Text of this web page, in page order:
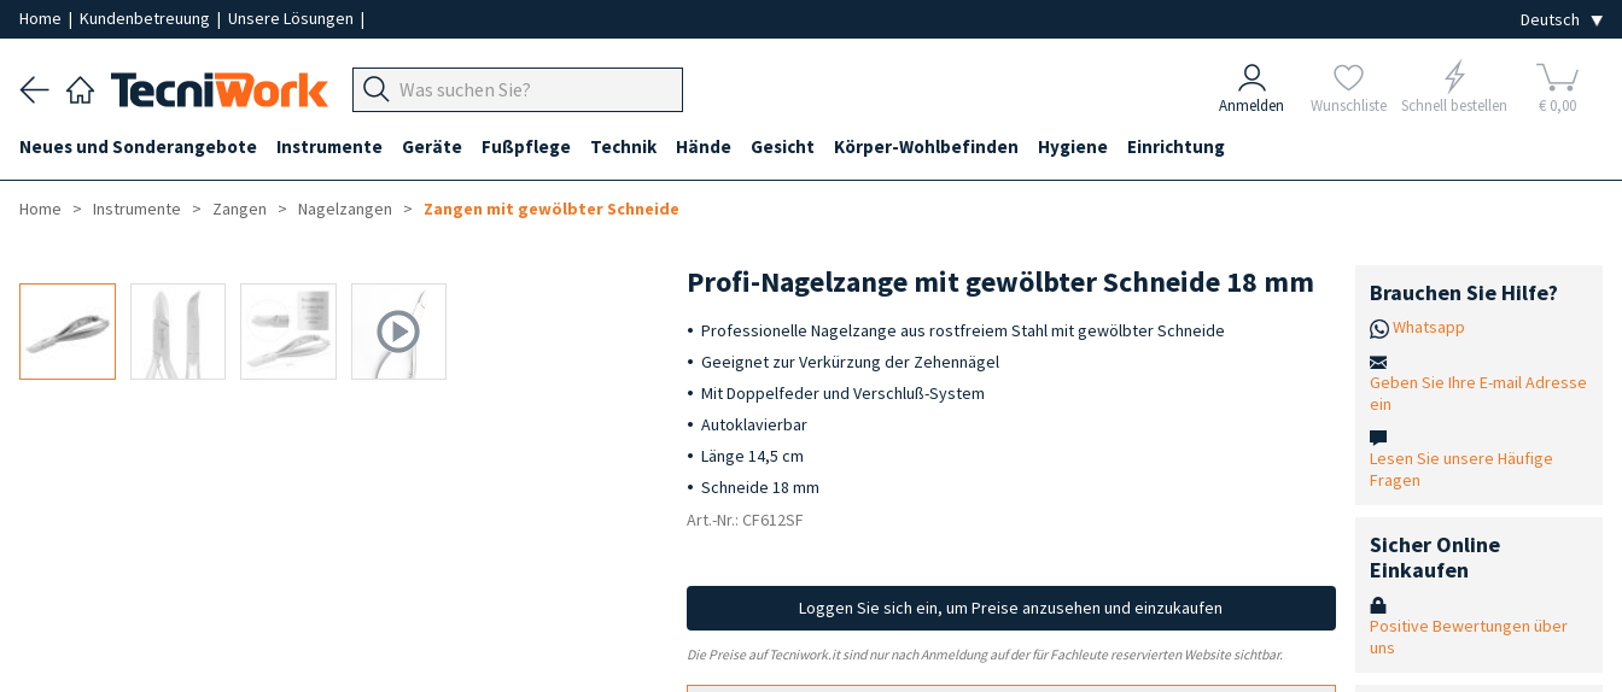
Home | Kundenbetreuung | Unsere Lösungen |
Anmelden Wunschliste Schnell bestellen € 0,00
Neues und Sonderangebote Instrumente Geräte Fußpflege Technik Hände Gesicht Körper-Wohlbefinden Hygiene Einrichtung
Home Instrumente Zangen Nagelzangen Zangen mit gewölbter Schneide
Profi-Nagelzange mit gewölbter Schneide 18 mm
Professionelle Nagelzange aus rostfreiem Stahl mit gewölbter Schneide
Geeignet zur Verkürzung der Zehennägel
Mit Doppelfeder und Verschluß-System
Autoklavierbar
Länge 14,5 cm
Schneide 18 mm
Art.-Nr.: CF612SF
Loggen Sie sich ein, um Preise anzusehen und einzukaufen
Die Preise auf Tecniwork.it sind nur nach Anmeldung auf der für Fachleute reservierten Website sichtbar.
Brauchen Sie Hilfe?
Whatsapp
Geben Sie Ihre E-mail Adresse
ein
Lesen Sie unsere Häufige
Fragen
Sicher Online
Einkaufen
Positive Bewertungen über
uns